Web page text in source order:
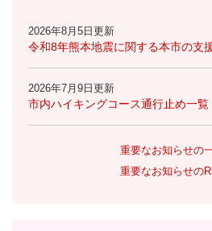
2026年8月5日更新
令和8年熊本地震に関する本市の支
2026年7月9日更新
市内ハイキングコース通行止め一覧
重要なお知らせの
重要なお知らせの